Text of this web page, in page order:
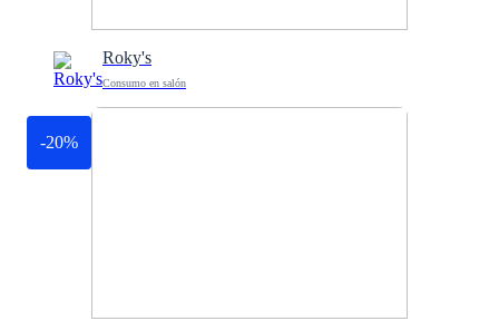
Roky's
Consumo en salón
-20%